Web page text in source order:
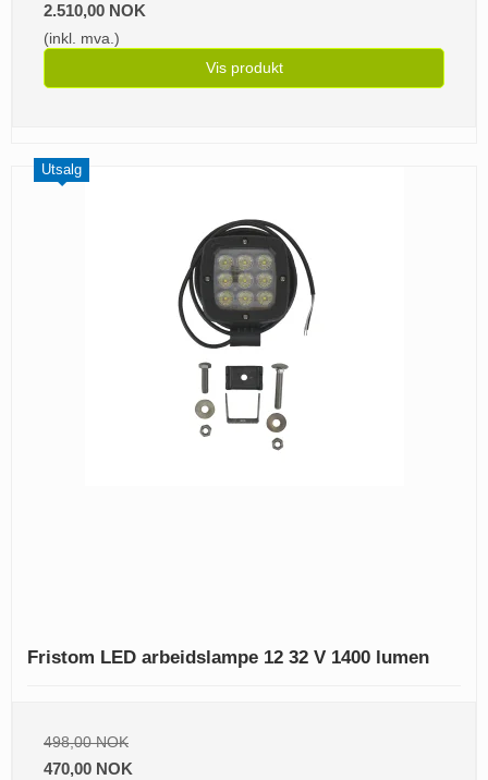
2.510,00 NOK
(inkl. mva.)
Vis produkt
Utsalg
Fristom LED arbeidslampe 12 32 V 1400 lumen
498,00 NOK
470,00 NOK